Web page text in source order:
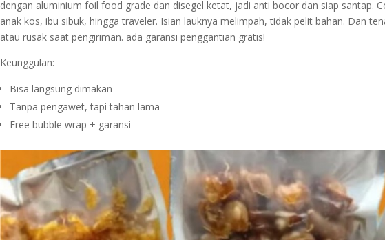
dengan aluminium foil food grade dan disegel ketat, jadi anti bocor dan siap santap.
anak kos, ibu sibuk, hingga traveler. Isian lauknya melimpah, tidak pelit bahan. Dan
atau rusak saat pengiriman. ada garansi penggantian gratis!
Keunggulan:
Bisa langsung dimakan
Tanpa pengawet, tapi tahan lama
Free bubble wrap + garansi